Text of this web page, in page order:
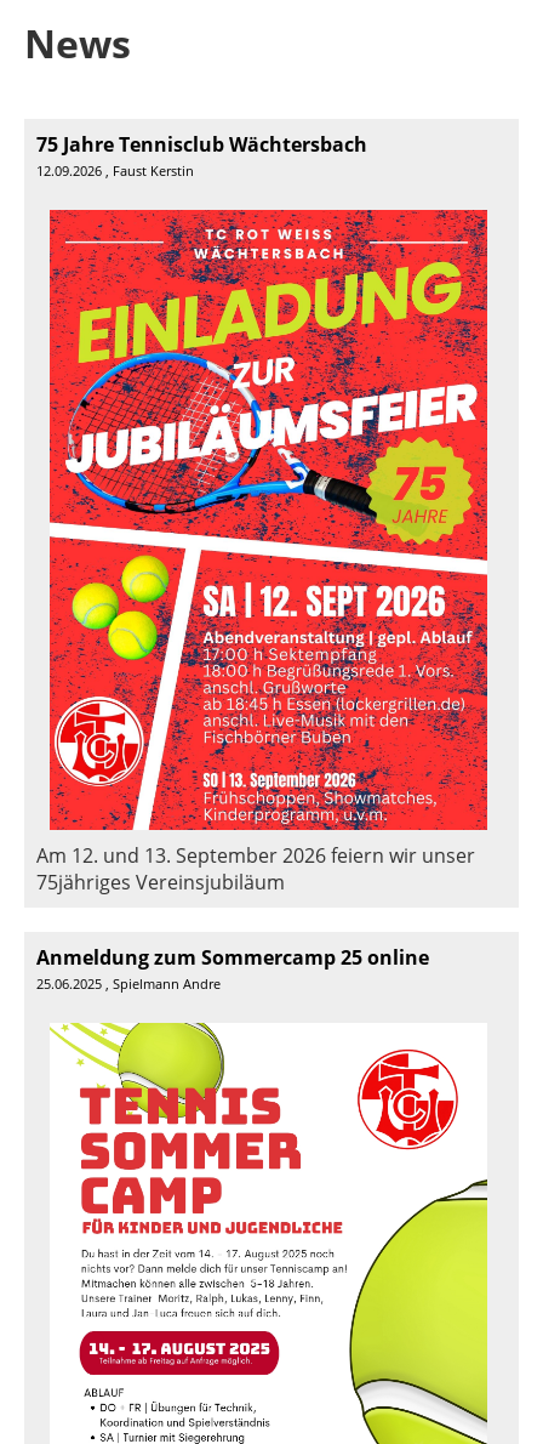
News
75 Jahre Tennisclub Wächtersbach
12.09.2026 , Faust Kerstin
Am 12. und 13. September 2026 feiern wir unser
75jähriges Vereinsjubiläum
Anmeldung zum Sommercamp 25 online
25.06.2025 , Spielmann Andre